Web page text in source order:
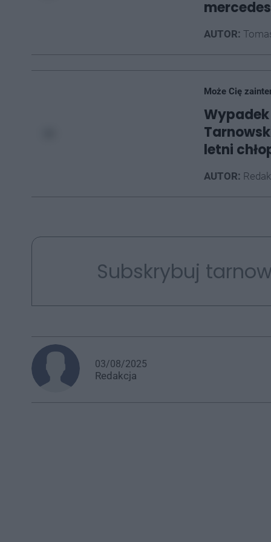
AUTOR:
Może Cię
letni
AUTOR:
Subskrybuj
03/08/2025
Redakcja